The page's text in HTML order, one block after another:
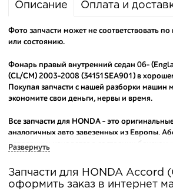
Описание Оплата и
Фото запчасти может не соответствовать по
или состоянию.
Фонарь правый внутренний седан 06-
(CL/CM) 2003-2008 (34151SEA901) в
Покупая запчасти с нашей разборки машин
экономите свои деньги, нервы и время.
Все запчасти для HONDA - это
аналогичных авто завезенных из Европы.
исправны и находятся в состоянии близком
производителя.
Вашему вниманию предлагаем широкий
Развернуть
Запчасти для HONDA Accord
оформить заказ в интернет